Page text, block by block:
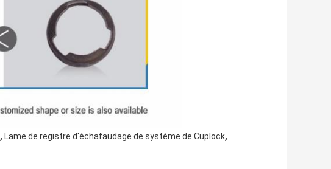
, Lame de registre d'échafaudage de système de Cuplock,